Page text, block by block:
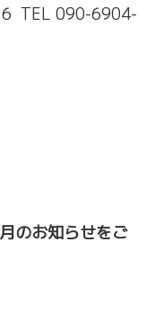
TEL 090-6904-
のお知らせをご